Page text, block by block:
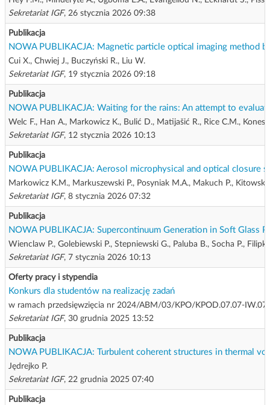
Sekretariat IGF, 26 stycznia 2026 09:38
Publikacja
NOWA PUBLIKACJA: Magnetic particle optical imaging method
Cui X., Chwiej J., Buczyński R., Liu W.
Sekretariat IGF, 19 stycznia 2026 09:18
Publikacja
NOWA PUBLIKACJA: Waiting for the rains: An attempt to
Welc F., Han A., Markowicz K., Bulić D., Matijašić R., Rice C.M.,
Sekretariat IGF, 12 stycznia 2026 10:13
Publikacja
NOWA PUBLIKACJA: Aerosol microphysical and optical closure
Markowicz K.M., Markuszewski P., Posyniak M.A., Makuch P.,
Sekretariat IGF, 8 stycznia 2026 07:32
Publikacja
NOWA PUBLIKACJA: Supercontinuum Generation in Soft Glass
Wienclaw P., Golebiewski P., Stepniewski G., Paluba B., Socha P.,
Sekretariat IGF, 7 stycznia 2026 10:13
Oferty pracy i stypendia
Konkurs dla studentów na realizację zadań
w ramach przedsięwzięcia nr 2024/ABM/03/KPO/KPOD.07.07-
Sekretariat IGF, 30 grudnia 2025 13:52
Publikacja
NOWA PUBLIKACJA: Turbulent coherent structures in thermal
Jędrejko P.
Sekretariat IGF, 22 grudnia 2025 07:40
Publikacja